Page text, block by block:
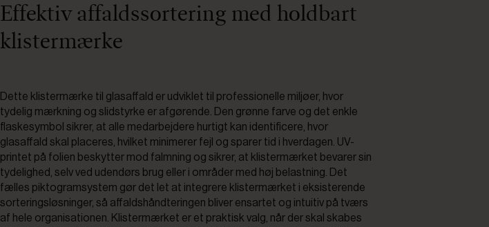
Effektiv affaldssortering med holdbart
klistermærke
Dette klistermærke til glasaffald er udviklet til professionelle miljøer, hvor
tydelig mærkning og slidstyrke er afgørende. Den grønne farve og det enkle
flaskesymbol sikrer, at alle medarbejdere hurtigt kan identificere, hvor
glasaffald skal placeres, hvilket minimerer fejl og sparer tid i hverdagen. UV-
printet på folien beskytter mod falmning og sikrer, at klistermærket bevarer sin
tydelighed, selv ved udendørs brug eller i områder med høj belastning. Det
fælles piktogramsystem gør det let at integrere klistermærket i eksisterende
sorteringsløsninger, så affaldshåndteringen bliver ensartet og intuitiv på tværs
af hele organisationen. Klistermærket er et praktisk valg, når der skal skabes